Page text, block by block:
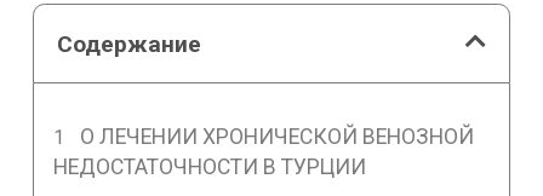
Содержание
О ЛЕЧЕНИИ ХРОНИЧЕСКОЙ ВЕНОЗНОЙ
НЕДОСТАТОЧНОСТИ В ТУРЦИИ